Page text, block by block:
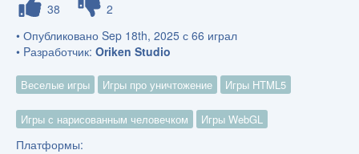
38
2
• Опубликовано Sep 18th, 2025 с 66 играл
• Pазработчик: Oriken Studio
Веселые игры Игры про уничтожение Игры HTML5
Игры с нарисованным человечком Игры WebGL
Платформы: